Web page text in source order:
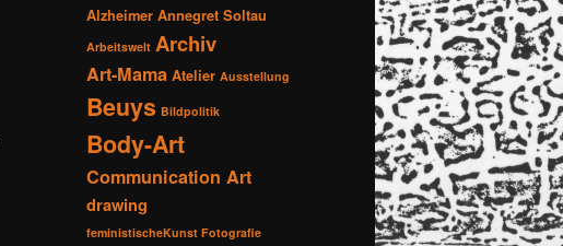
Alzheimer Annegret Soltau
Arbeitswelt Archiv
Art-Mama Atelier Ausstellung
Beuys Bildpolitik
Body-Art
Communication Art
drawing
feministischeKunst Fotografie